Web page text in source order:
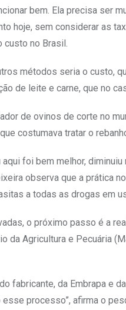
bem. Ela precisa ser
hoje, sem considerar as
custo no Brasil.
métodos seria o custo,
de leite e carne, que no
de ovinos de corte no
costumava tratar o
foi bem melhor,
observa que a prática
a todas as drogas em
o próximo passo é a
Agricultura e Pecuária
fabricante, da Embrapa e
processo”, afirma o